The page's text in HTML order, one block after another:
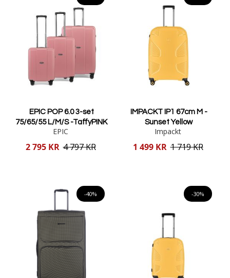
EPIC POP 6.0 3-set
75/65/55 L/M/S -TaffyPINK
EPIC
Reducerat
2 795 KR 4 797 KR
IMPACKT IP1 67cm M -
Sunset Yellow
Impackt
Reducerat
1 499 KR 1 719 KR
-40% -30%